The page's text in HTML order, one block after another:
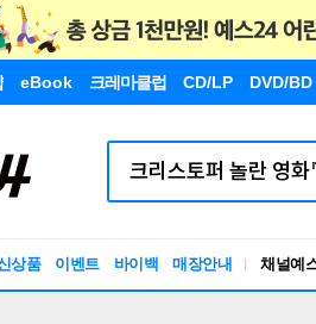
eBook 크레마클럽 CD/LP DVD/BD
상품 이벤트 바이백 매장안내 채널예